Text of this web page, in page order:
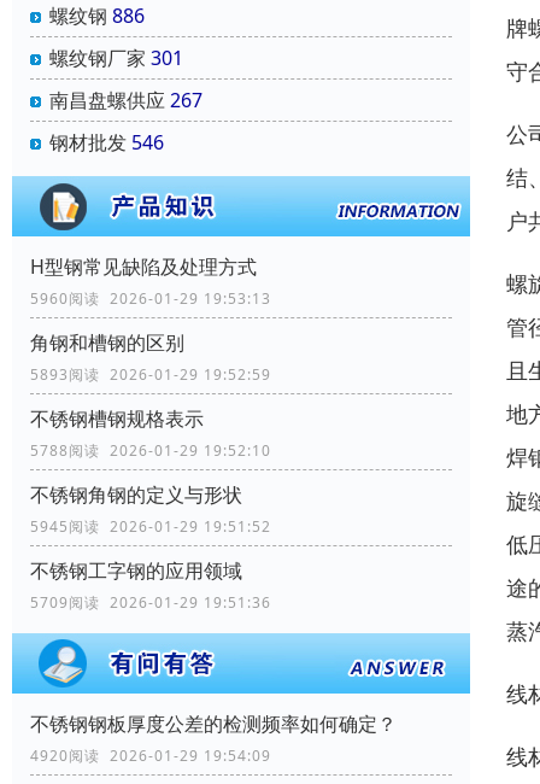
螺纹钢 886
螺纹钢厂家 301
南昌盘螺供应267
钢材批发 546
H型钢常见缺陷及处理方式
5960阅读 2026-01-29 19:53:13
角钢和槽钢的区别
5893阅读 2026-01-29 19:52:59
不锈钢槽钢规格表示
5788阅读 2026-01-29 19:52:10
不锈钢角钢的定义与形状
5945阅读 2026-01-29 19:51:52
不锈钢工字钢的应用领域
5709阅读 2026-01-29 19:51:36
不锈钢钢板厚度公差的检测频率如何确定？
4920阅读 2026-01-29 19:54:09
牌
守
公
结
户
螺
管
且
地
焊
旋
低
途
蒸
线
线